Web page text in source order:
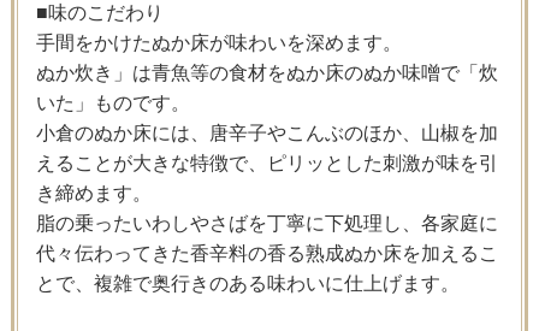
■味のこだわり
手間をかけたぬか床が味わいを深めます。
ぬか炊き」は青魚等の食材をぬか床のぬか味噌で「炊
いた」ものです。
小倉のぬか床には、唐辛子やこんぶのほか、山椒を加
えることが大きな特徴で、ピリッとした刺激が味を引
き締めます。
脂の乗ったいわしやさばを丁寧に下処理し、各家庭に
代々伝わってきた香辛料の香る熟成ぬか床を加えるこ
とで、複雑で奥行きのある味わいに仕上げます。